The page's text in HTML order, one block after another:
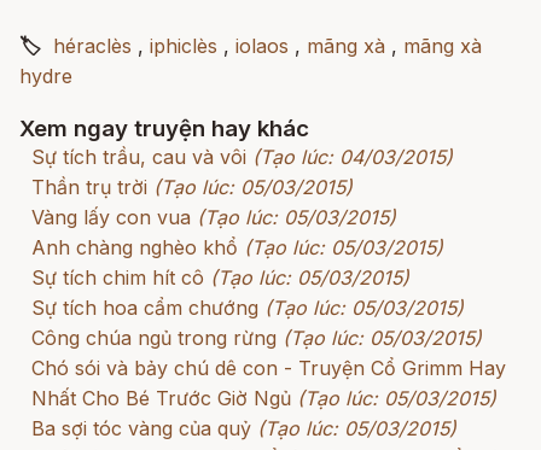
🏷 héraclès , iphiclès , iolaos , mãng xà , mãng xà
hydre
Xem ngay truyện hay khác
Sự tích trầu, cau và vôi (Tạo lúc: 04/03/2015)
Thần trụ trời (Tạo lúc: 05/03/2015)
Vàng lấy con vua (Tạo lúc: 05/03/2015)
Anh chàng nghèo khổ (Tạo lúc: 05/03/2015)
Sự tích chim hít cô (Tạo lúc: 05/03/2015)
Sự tích hoa cẩm chướng (Tạo lúc: 05/03/2015)
Công chúa ngủ trong rừng (Tạo lúc: 05/03/2015)
Chó sói và bảy chú dê con - Truyện Cổ Grimm Hay
Nhất Cho Bé Trước Giờ Ngủ (Tạo lúc: 05/03/2015)
Ba sợi tóc vàng của quỷ (Tạo lúc: 05/03/2015)